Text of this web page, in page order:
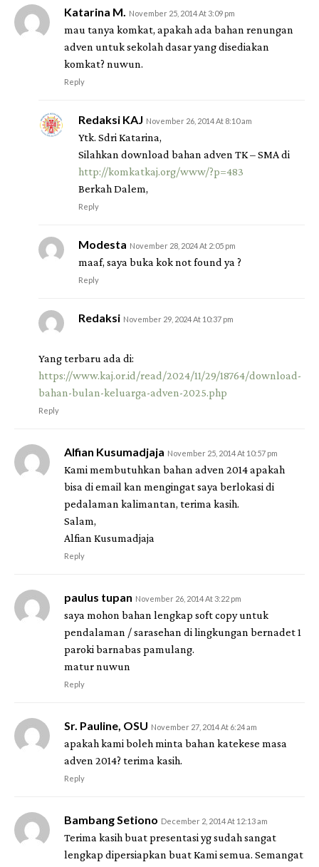
Katarina M. November 25, 2014 At 3:09 pm
mau tanya komkat, apakah ada bahan renungan
adven untuk sekolah dasar yang disediakan
komkat? nuwun.
Reply
Redaksi KAJ November 26, 2014 At 8:10 am
Ytk. Sdri Katarina,
Silahkan download bahan adven TK – SMA di
http://komkatkaj.org/www/?p=483
Berkah Dalem,
Reply
Modesta November 28, 2024 At 2:05 pm
maaf, saya buka kok not found ya ?
Reply
Redaksi November 29, 2024 At 10:37 pm
Yang terbaru ada di:
https://www.kaj.or.id/read/2024/11/29/18764/download-
bahan-bulan-keluarga-adven-2025.php
Reply
Alfian Kusumadjaja November 25, 2014 At 10:57 pm
Kami membutuhkan bahan adven 2014 apakah
bisa di email kan mengingat saya berlokasi di
pedalaman kalimantan, terima kasih.
Salam,
Alfian Kusumadjaja
Reply
paulus tupan November 26, 2014 At 3:22 pm
saya mohon bahan lengkap soft copy untuk
pendalaman / sarasehan di lingkungan bernadet 1
paroki barnabas pamulang.
matur nuwun
Reply
Sr. Pauline, OSU November 27, 2014 At 6:24 am
apakah kami boleh minta bahan katekese masa
adven 2014? terima kasih.
Reply
Bambang Setiono December 2, 2014 At 12:13 am
Terima kasih buat presentasi yg sudah sangat
lengkap dipersiapkan buat Kami semua. Semangat